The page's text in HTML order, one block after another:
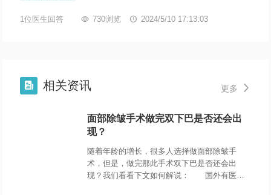
1位医生回答  730浏览  2024/5/10 17:13:03
 相关资讯 更多 
面部除皱手术做完双下巴是否还会出
现？
随着年龄的增长，很多人选择做面部除皱手
术，但是，做完那此手术双下巴是否还会出
现？我们看看下文如何解说： 国外有医生